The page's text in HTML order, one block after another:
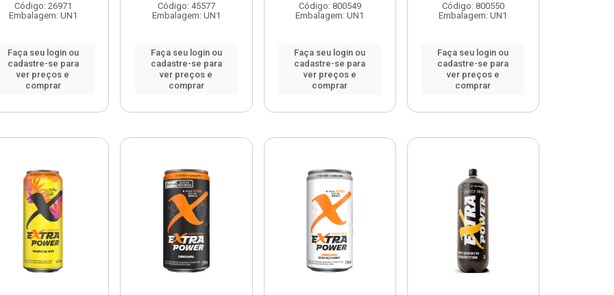
Código: 26971
Embalagem: UN1
Faça seu login ou
cadastre-se para
ver preços e
comprar
Código: 45577
Embalagem: UN1
Faça seu login ou
cadastre-se para
ver preços e
comprar
Código: 800549
Embalagem: UN1
Faça seu login ou
cadastre-se para
ver preços e
comprar
Código: 800550
Embalagem: UN1
Faça seu login ou
cadastre-se para
ver preços e
comprar